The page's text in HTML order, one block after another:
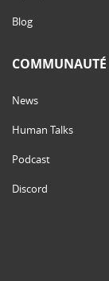
Blog
COMMUNAUTÉ
News
Human Talks
Podcast
Discord